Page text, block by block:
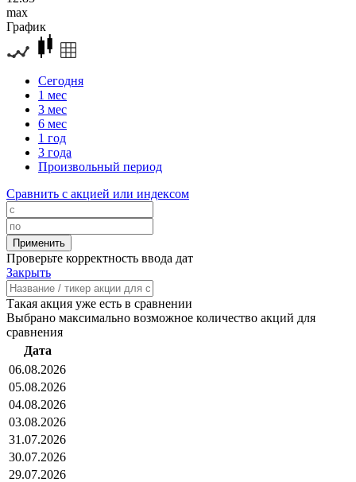
max
График
Сегодня
1 мес
3 мес
6 мес
1 год
3 года
Произвольный период
Сравнить с акцией или индексом
Проверьте корректность ввода дат
Закрыть
Такая акция уже есть в сравнении
Выбрано максимально возможное количество акций для
сравнения
Дата
06.08.2026
05.08.2026
04.08.2026
03.08.2026
31.07.2026
30.07.2026
29.07.2026